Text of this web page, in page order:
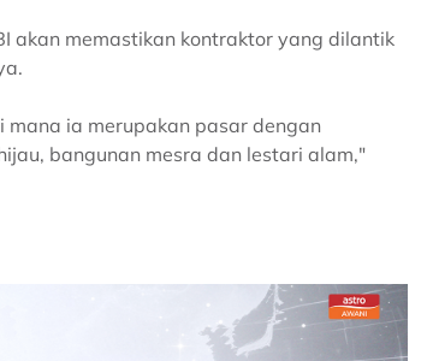
akan memastikan kontraktor yang dilantik
ia merupakan pasar dengan
bangunan mesra dan lestari alam,"